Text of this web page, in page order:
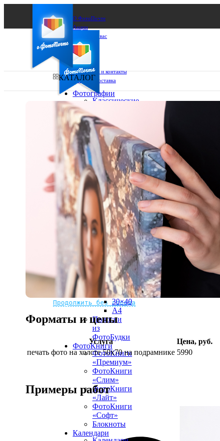
О ФотоПочте
Акции
Сделаем за вас
Бизнесу
FAQ
Франшиза
Поддержка и контакты
Оплата и доставка
Ваш город:
Ваш регион доставки
Выберите из списка:
Не нашли Ваш город?
Мы доставляем по всему миру
Продолжить без города
КАТАЛОГ
Фотографии
Классические
10х15
13х18
15х15
15х20
20х20
20х30
30х30
30х40
А4
Фото
рамке
10х10
10×15
13×18
15×15
15×20
20×20
20×30
30×30
30×40
A4
Полоски
из
ФотоБудки
ФотоКниги
ФотоКниги
«Премиум»
ФотоКниги
«Слим»
ФотоКниги
«Лайт»
ФотоКниги
«Софт»
Блокноты
Календари
Форматы и цены
Услуга
Цена, руб.
печать фото на холсте 50х70 на подрамнике 5990
Примеры работ